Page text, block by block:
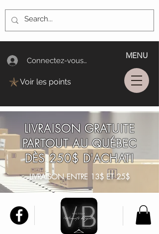
Connectez-vous/Log In
MENU
Voir les points
LIVRAISON GRATUITE
PARTOUT AU QUÉBEC
DÈS 250$ D'ACHAT!
LIVRAISON ENTRE 13$ ET 25$